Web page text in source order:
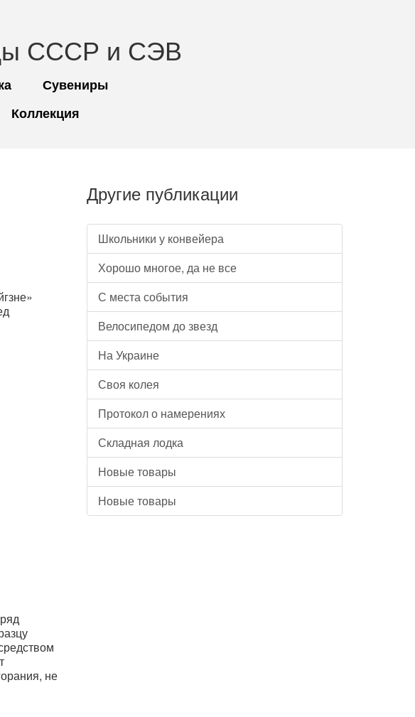
СССР и СЭВ
Сувениры
Коллекция
не
Другие публикации
Школьники у конвейера
Хорошо многое, да не все
С места события
Велосипедом до звезд
На Украине
Своя колея
Протокол о намерениях
Складная лодка
Новые товары
Новые товары